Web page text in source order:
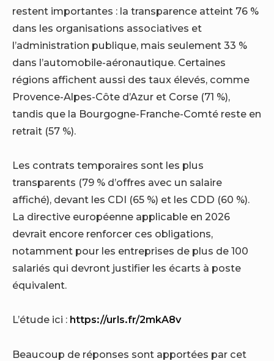
restent importantes : la transparence atteint 76 %
dans les organisations associatives et
l’administration publique, mais seulement 33 %
dans l’automobile-aéronautique. Certaines
régions affichent aussi des taux élevés, comme
Provence-Alpes-Côte d’Azur et Corse (71 %),
tandis que la Bourgogne-Franche-Comté reste en
retrait (57 %).
Les contrats temporaires sont les plus
transparents (79 % d’offres avec un salaire
affiché), devant les CDI (65 %) et les CDD (60 %).
La directive européenne applicable en 2026
devrait encore renforcer ces obligations,
notamment pour les entreprises de plus de 100
salariés qui devront justifier les écarts à poste
équivalent.
L’étude ici : https://urls.fr/2mkA8v
Beaucoup de réponses sont apportées par cet